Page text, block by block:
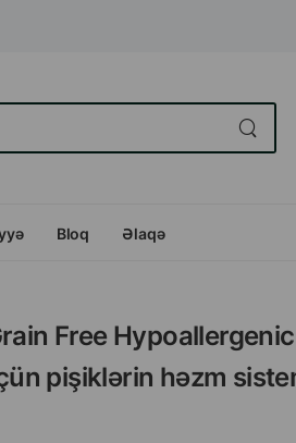
Bloq Əlaqə
Free
pişiklərin həzm